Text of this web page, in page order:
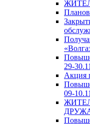
29-
Акция
09-